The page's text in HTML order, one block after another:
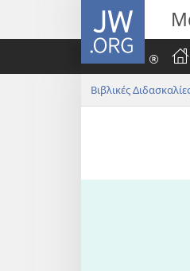
JW.ORG
Βιβλικές